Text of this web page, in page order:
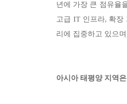
년에 가장 큰 점유율
고급 IT 인프라, 확장
리에 집중하고 있으
아시아 태평양 지역